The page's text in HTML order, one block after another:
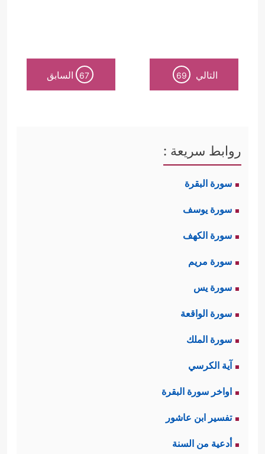
التالي 69
67 السابق
روابط سريعة :
سورة البقرة
سورة يوسف
سورة الكهف
سورة مريم
سورة يس
سورة الواقعة
سورة الملك
آية الكرسي
اواخر سورة البقرة
تفسير ابن عاشور
أدعية من السنة